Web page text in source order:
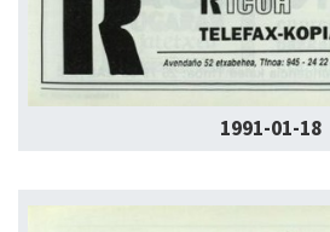
1991-01-18